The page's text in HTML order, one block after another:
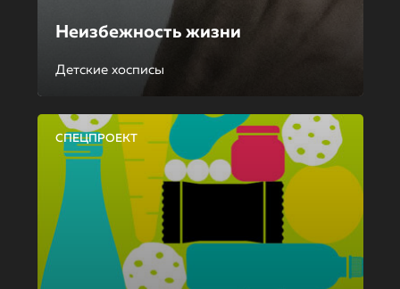
Неизбежность жизни
Детские хосписы
СПЕЦПРОЕКТ